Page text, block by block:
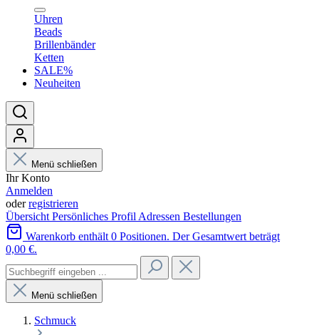
Uhren
Beads
Brillenbänder
Ketten
SALE%
Neuheiten
Menü schließen
Ihr Konto
Anmelden
oderregistrieren
Übersicht Persönliches Profil Adressen Bestellungen
Warenkorb enthält 0 Positionen. Der Gesamtwert beträgt
0,00 €.
Menü schließen
Schmuck